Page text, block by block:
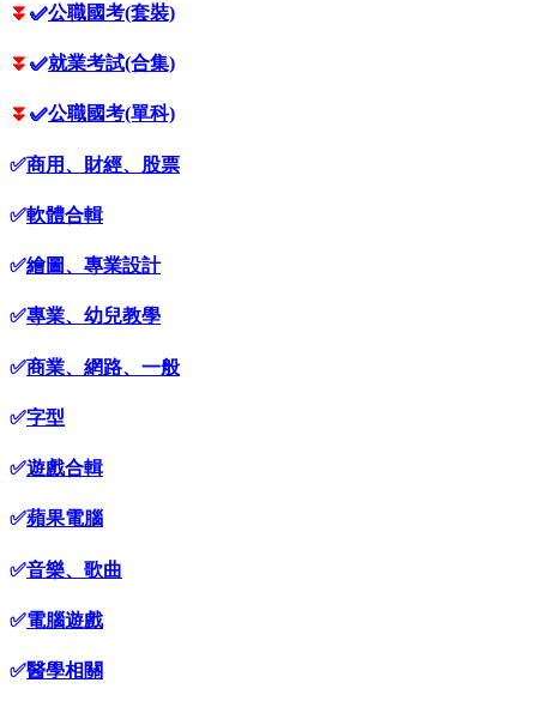
⏬ ✅公職國考(套裝)
⏬ ✅就業考試(合集)
⏬ ✅公職國考(單科)
✅商用、財經、股票
✅軟體合輯
✅繪圖、專業設計
✅專業、幼兒教學
✅商業、網路、一般
✅字型
✅遊戲合輯
✅蘋果電腦
✅音樂、歌曲
✅電腦遊戲
✅醫學相關